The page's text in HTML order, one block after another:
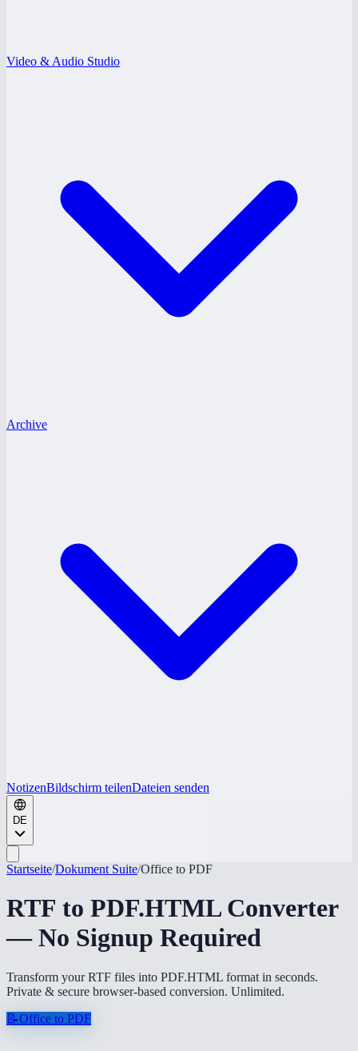
Video & Audio Studio
Archive
NotizenBildschirm teilenDateien senden
DE
Startseite/Dokument Suite/Office to PDF
RTF to PDF.HTML Converter
— No Signup Required
Transform your RTF files into PDF.HTML format in seconds.
Private & secure browser-based conversion. Unlimited.
📝Office to PDF